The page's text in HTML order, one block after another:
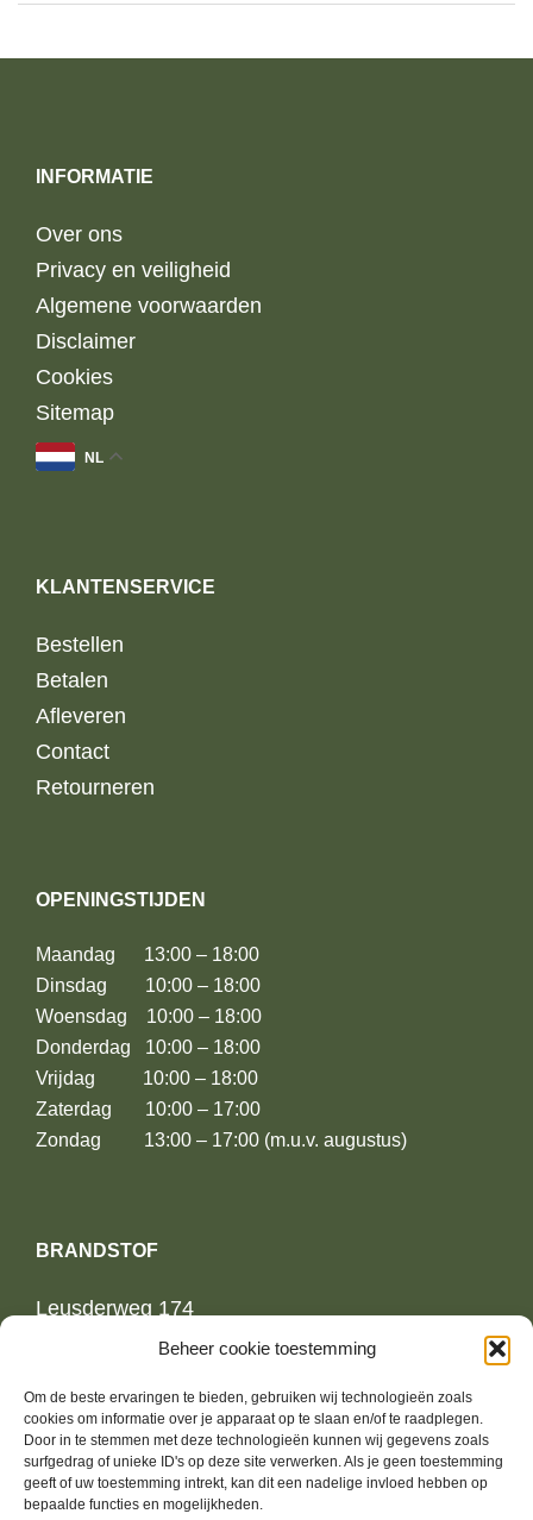
Beheer cookie toestemming
Om de beste ervaringen te bieden, gebruiken wij technologieën zoals
cookies om informatie over je apparaat op te slaan en/of te raadplegen.
Door in te stemmen met deze technologieën kunnen wij gegevens zoals
surfgedrag of unieke ID's op deze site verwerken. Als je geen toestemming
geeft of uw toestemming intrekt, kan dit een nadelige invloed hebben op
bepaalde functies en mogelijkheden.
INFORMATIE
Over ons
Privacy en veiligheid
Algemene voorwaarden
Disclaimer
Cookies
Sitemap
NL
KLANTENSERVICE
Bestellen
Betalen
Afleveren
Contact
Retourneren
OPENINGSTIJDEN
Maandag 13:00 – 18:00
Dinsdag 10:00 – 18:00
Woensdag 10:00 – 18:00
Donderdag 10:00 – 18:00
Vrijdag 10:00 – 18:00
Zaterdag 10:00 – 17:00
Zondag 13:00 – 17:00 (m.u.v. augustus)
BRANDSTOF
Leusderweg 174
3817KE Amersfoort
06-13739364
jurrien@brandstoffashion.nl